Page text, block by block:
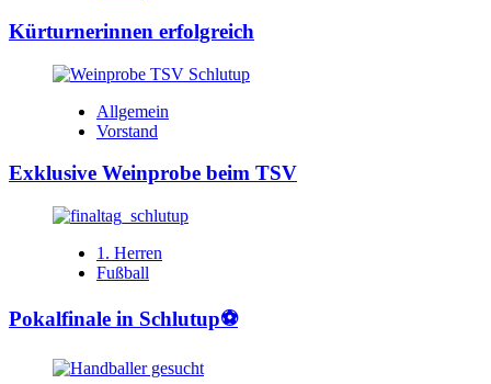
Kürturnerinnen erfolgreich
Allgemein
Vorstand
Exklusive Weinprobe beim TSV
1. Herren
Fußball
Pokalfinale in Schlutup⚽️